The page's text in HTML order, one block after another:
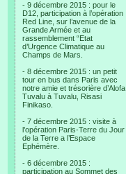
- 9 décembre 2015 : pour le
D12, participation à l’opération
Red Line, sur l’avenue de la
Grande Armée et au
rassemblement “Etat
d’Urgence Climatique au
Champs de Mars.
- 8 décembre 2015 : un petit
tour en bus dans Paris avec
notre amie et trésorière d’Alofa
Tuvalu à Tuvalu, Risasi
Finikaso.
- 7 décembre 2015 : visite à
l’opération Paris-Terre du Jour
de la Terre a l’Espace
Ephémère.
- 6 décembre 2015 :
participation au Sommet des